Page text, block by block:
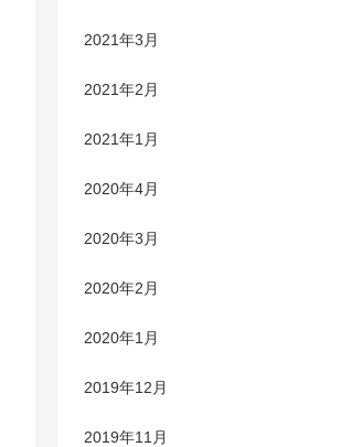
2021年3月
2021年2月
2021年1月
2020年4月
2020年3月
2020年2月
2020年1月
2019年12月
2019年11月